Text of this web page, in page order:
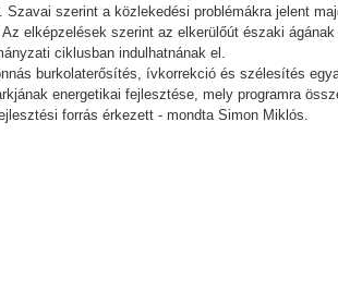
szerint a közlekedési problémákra jelent
elképzelések szerint az elkerülőút északi
ciklusban indulhatnának el.
burkolaterősítés, ívkorrekció és szélesítés
energetikai fejlesztése, mely programra
forrás érkezett - mondta Simon Miklós.